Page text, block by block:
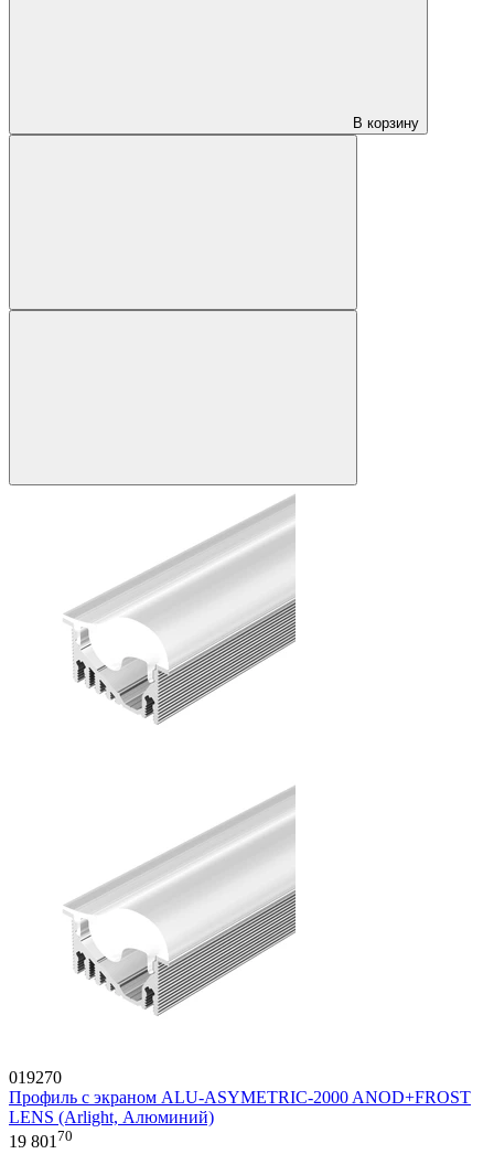
В корзину
019270
Профиль с экраном ALU-ASYMETRIC-2000 ANOD+FROST
LENS (Arlight, Алюминий)
19 80170